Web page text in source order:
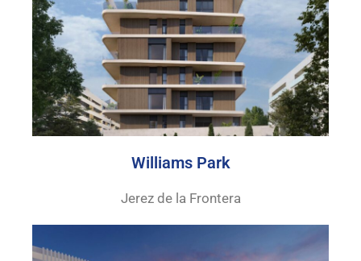
Williams Park
Jerez de la Frontera